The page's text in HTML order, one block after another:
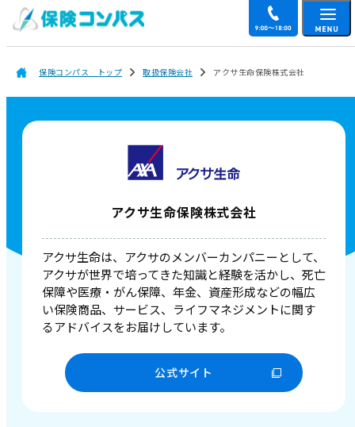
保険コンパス トップ 取扱保険会社 アクサ生命保険株式会社
アクサ生命保険株式会社
アクサ生命は、アクサのメンバーカンパニーとして、
アクサが世界で培ってきた知識と経験を活かし、死亡
保障や医療・がん保障、年金、資産形成などの幅広
い保険商品、サービス、ライフマネジメントに関す
るアドバイスをお届けしています。
公式サイト